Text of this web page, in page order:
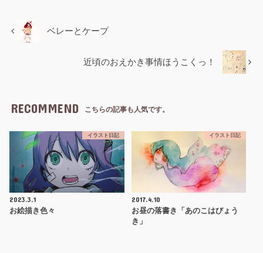
ベレーとケープ
近頃のおえかき事情ほうこくっ！
RECOMMEND こちらの記事も人気です。
イラスト日記
2023.3.1
お絵描き色々
イラスト日記
2017.4.10
お昼の落書き「あのこはびょう
き」